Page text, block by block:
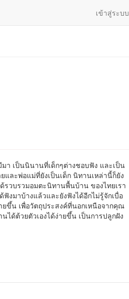
เข้าสู่ระบบ
า เป็นนินานที่เด็กๆต่างชอบฟัง และเป็น
และพ่อแม่ที่ยังเป็นเด็ก นิทานเหล่านี้ก็ยัง
วบรวมอมตะนิทานพื้นบ้าน ของไทยเรา
งมาบ้างแล้วและยังฟังได้อีกไม่รู้จักเบื่อ
ยขึ้น เพื่อวัตถุประสงค์ที่นอกเหนือจากคุณ
ด้ต้วยตัวเองได้ง่ายขึ้น เป็นการปลูกฝัง